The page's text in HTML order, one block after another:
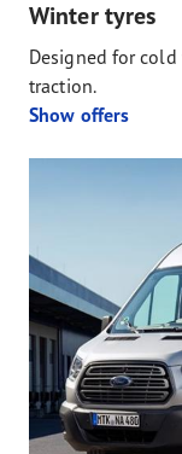
Winter tyres
Designed for
traction.
Show offers